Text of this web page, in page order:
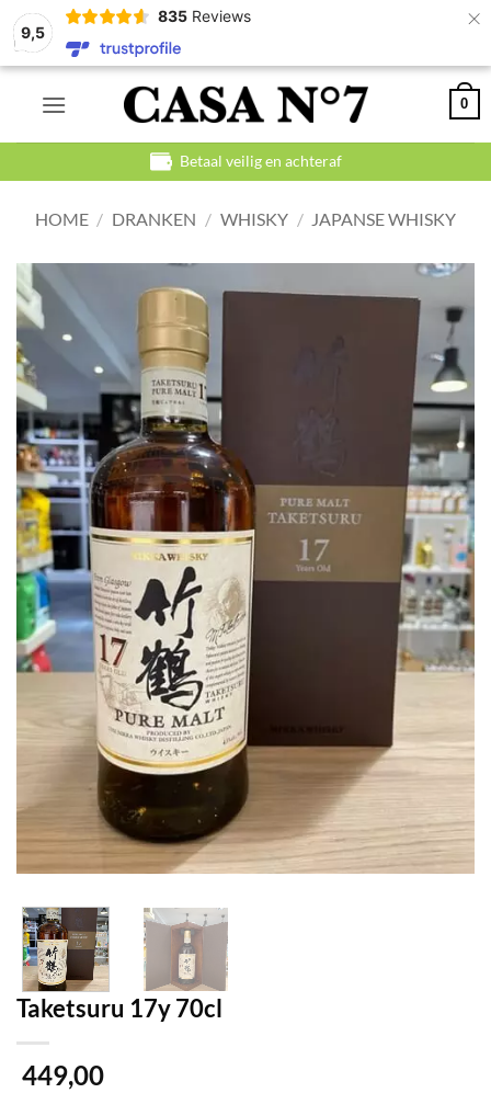
9,5
835 Reviews ×
Ga
0
Betaal veilig en achteraf
HOME / DRANKEN / WHISKY / JAPANSE WHISKY
Taketsuru 17y 70cl
449,00